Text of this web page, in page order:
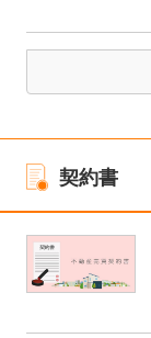
契約書